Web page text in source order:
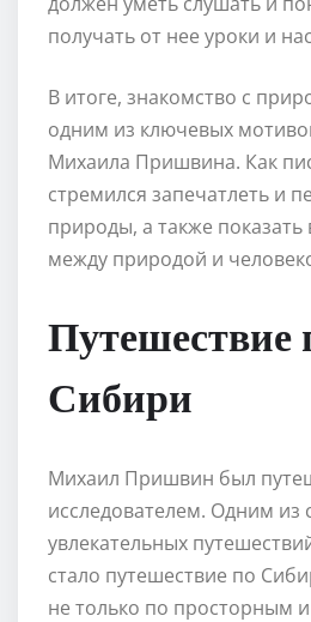
получать от нее уроки и
В итоге, знакомство с
одним из ключевых
Михаила Пришвина. Как
стремился запечатлеть и
природы, а также показать
между природой и
Путешествие
Сибири
Михаил Пришвин был
исследователем. Одним из
увлекательных
стало путешествие по
не только по просторным